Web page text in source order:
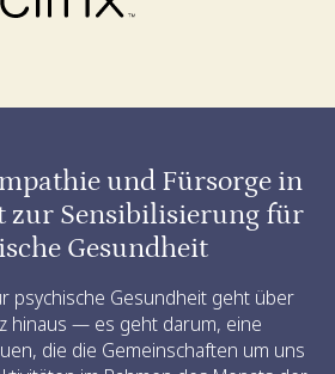
und Fürsorge in
zur Sensibilisierung für
Gesundheit
psychische Gesundheit geht über
hinaus — es geht darum, eine
die die Gemeinschaften um uns